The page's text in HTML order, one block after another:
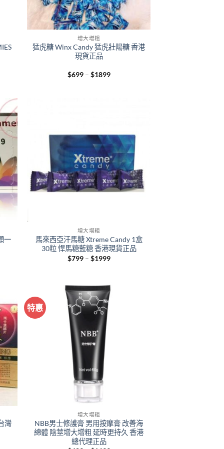
增大增粗
猛虎糖 Winx Candy 猛虎壯陽糖 香港
現貨正品
$699 – $1899Price
一
增大增粗
馬來西亞汗馬糖 Xtreme Candy 1盒
30粒 悍馬糖藍糖 香港現貨正品
$799 – $1999Price
$1999
灣
特惠
增大增粗
NBB男士修護膏 男用按摩膏 改善海
綿體 陰莖增大增粗 延時更持久 香港
總代理正品